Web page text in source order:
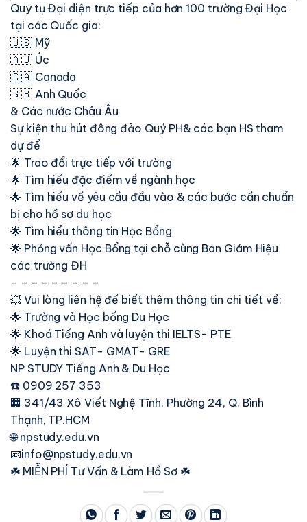
Quy tụ Đại diện trực tiếp của hơn 100 trường Đại Học
tại các Quốc gia:
🇺🇸 Mỹ
🇦🇺 Úc
🇨🇦 Canada
🇬🇧 Anh Quốc
& Các nước Châu Âu
Sự kiện thu hút đông đảo Quý PH& các bạn HS tham
dự để
🌟 Trao đổi trực tiếp với trường
🌟 Tìm hiểu đặc điểm về ngành học
🌟 Tìm hiểu về yêu cầu đầu vào & các bước cần chuẩn
bị cho hồ sơ du học
🌟 Tìm hiểu thông tin Học Bổng
🌟 Phỏng vấn Học Bổng tại chỗ cùng Ban Giám Hiệu
các trường ĐH
– – – – – – – – –
💥 Vui lòng liên hệ để biết thêm thông tin chi tiết về:
🌟 Trường và Học bổng Du Học
🌟 Khoá Tiếng Anh và luyện thi IELTS- PTE
🌟 Luyện thi SAT- GMAT- GRE
NP STUDY Tiếng Anh & Du Học
☎️ 0909 257 353
🏢 341/43 Xô Viết Nghệ Tĩnh, Phường 24, Q. Bình
Thạnh, TP.HCM
🌐 npstudy.edu.vn
📧info@npstudy.edu.vn
☘️ MIỄN PHÍ Tư Vấn & Làm Hồ Sơ ☘️